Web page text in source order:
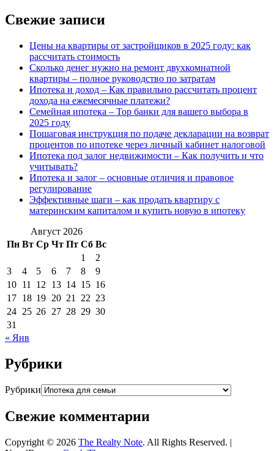
Свежие записи
Цены на квартиры от застройщиков в 2025 году: как
рассчитать стоимость
Сколько денег нужно на ремонт двухкомнатной
квартиры – полное руководство по затратам
Ипотека и доход – Как правильно рассчитать процент
дохода на ежемесячные платежи?
Семейная ипотека – Top банки для вашего выбора в
2025 году
Пошаговая инструкция по подаче декларации на возврат
процентов по ипотеке через личный кабинет налоговой
Ипотека под залог недвижимости – Как получить и что
учитывать?
Ипотека и залог – основные отличия и правовое
регулирование
Эффективные шаги – как продать квартиру с
материнским капиталом и купить новую в ипотеку
Август 2026
Пн Вт Ср Чт Пт Сб Вс
1
2
3
4 5 6 7 8
9
10 11 12 13 14 15 16
17 18 19 20 21 22 23
24 25 26 27 28 29 30
31
« Янв
Рубрики
Рубрики
Свежие комментарии
Copyright © 2026 The Realty Note. All Rights Reserved. |